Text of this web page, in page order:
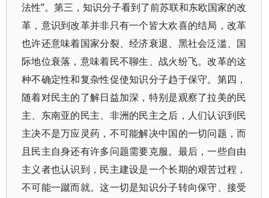
法性”。第三，知识分子看到了前苏联和东欧国家的改
革，意识到改革并非只有一个皆大欢喜的结局，改革
也许还意味着国家分裂、经济衰退、黑社会泛滥、国
际地位衰落，意味着民不聊生、战火纷飞。改革的这
种不确定性和复杂性促使知识分子趋于保守。第四，
随着对民主的了解日益加深，特别是观察了拉美的民
主、东南亚的民主、非洲的民主之后，人们认识到民
主决不是万应灵药，不可能解决中国的一切问题，而
且民主自身还有许多问题需要克服。最后，一些自由
主义者也认识到，民主建设是一个长期的艰苦过程，
不可能一蹴而就。这一切是知识分子转向保守、接受